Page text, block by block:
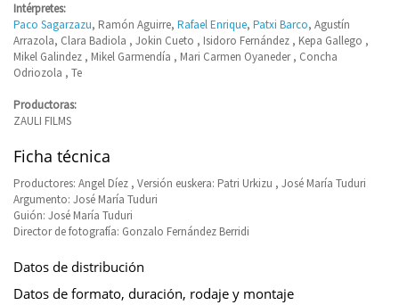
Intérpretes:
Paco Sagarzazu, Ramón Aguirre, Rafael Enrique, Patxi Barco, Agustín
Arrazola, Clara Badiola , Jokin Cueto , Isidoro Fernández , Kepa Gallego ,
Mikel Galindez , Mikel Garmendía , Mari Carmen Oyaneder , Concha
Odriozola , Te
Productoras:
ZAULI FILMS
Ficha técnica
Productores: Angel Díez , Versión euskera: Patri Urkizu , José María Tuduri
Argumento: José María Tuduri
Guión: José María Tuduri
Director de fotografía: Gonzalo Fernández Berridi
Datos de distribución
Datos de formato, duración, rodaje y montaje